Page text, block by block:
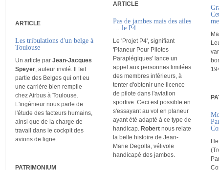
ARTICLE
Les tribulations d'un belge à
Toulouse
Un article par Jean-Jacques
Speyer, auteur invité. Il fait
partie des Belges qui ont eu
une carrière bien remplie
chez Airbus à Toulouse.
L'ingénieur nous parle de
l'étude des facteurs humains,
ainsi que de la charge de
travail dans le cockpit des
avions de ligne.
PATRIMONIUM
ARTICLE
Pas de jambes mais des ailes
… le P4
Le 'Projet P4', signifiant
'Planeur Pour Pilotes
Paraplégiques' lance un
appel aux personnes limitées
des membres inférieurs, à
tenter d'obtenir une licence
de pilote dans l'aviation
sportive. Ceci est possible en
s'essayant au vol en planeur
ayant été adapté à ce type de
handicap. Robert nous relate
la belle histoire de Jean-
Marie Degolla, vélivole
handicapé des jambes.